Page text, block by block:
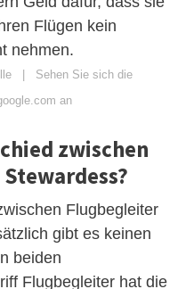
Flügen kein
nehmen.
| Sehen Sie sich die
an
zwischen
Flugbegleiter
gibt es keinen
beiden
Flugbegleiter hat die